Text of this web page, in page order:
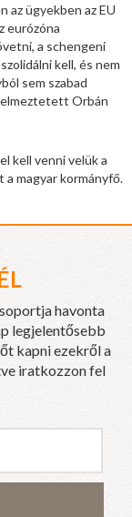
az ügyekben az EU
eurózóna
a schengeni
kell, és nem
sem szabad
Orbán
kell venni velük a
a magyar kormányfő.
havonta
legjelentősebb
kapni ezekről a
iratkozzon fel